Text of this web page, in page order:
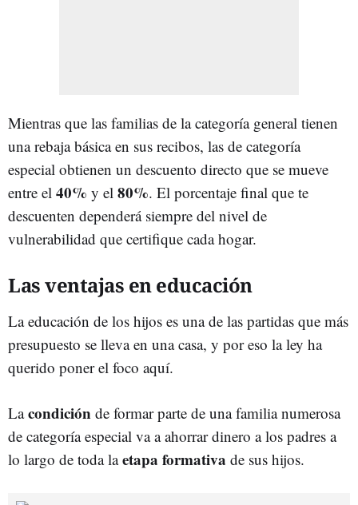
Mientras que las familias de la categoría general tienen
una rebaja básica en sus recibos, las de categoría
especial obtienen un descuento directo que se mueve
entre el 40% y el 80%. El porcentaje final que te
descuenten dependerá siempre del nivel de
vulnerabilidad que certifique cada hogar.
Las ventajas en educación
La educación de los hijos es una de las partidas que más
presupuesto se lleva en una casa, y por eso la ley ha
querido poner el foco aquí.
Lacondición de formar parte de una familia numerosa
de categoría especial va a ahorrar dinero a los padres a
lo largo de toda laetapa formativa de sus hijos.